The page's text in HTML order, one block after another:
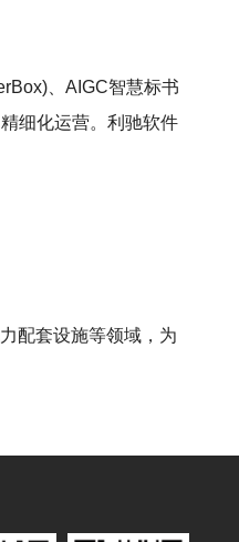
、AIGC智慧标书
细化运营。利驰软件
配套设施等领域，为